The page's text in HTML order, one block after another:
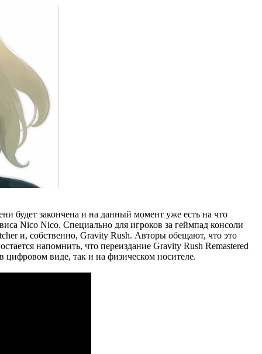
будет закончена и на данный момент уже есть на что
Nico Nico. Специально для игроков за геймпад консоли
и, собственно, Gravity Rush. Авторы обещают, что это
напомнить, что переиздание Gravity Rush Remastered
цифровом виде, так и на физическом носителе.